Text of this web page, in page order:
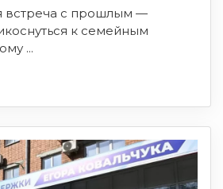
встреча с прошлым —
к семейным
...